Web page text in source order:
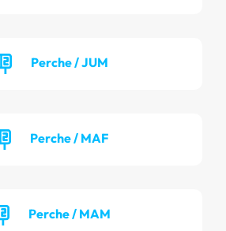
Perche / JUM
Perche / MAF
Perche / MAM